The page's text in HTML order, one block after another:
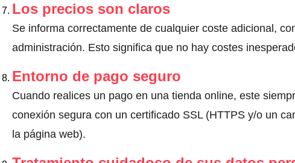
Los precios son claros
Se informa correctamente de cualquier coste adicional,
administración. Esto significa que no hay costes
Entorno de pago seguro
Cuando realices un pago en una tienda online, este
conexión segura con un certificado SSL (HTTPS y/o un
la página web).